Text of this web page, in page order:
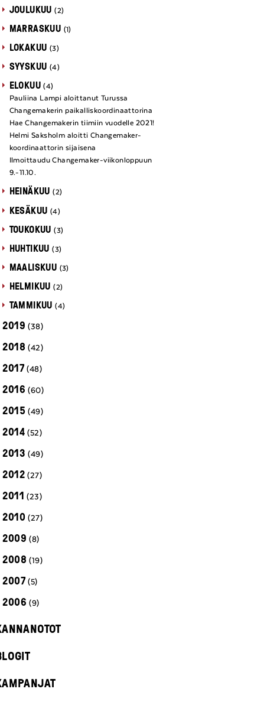
JOULUKUU (2)
MARRASKUU (1)
LOKAKUU (3)
SYYSKUU (4)
ELOKUU (4)
Pauliina Lampi aloittanut Turussa
Changemakerin paikalliskoordinaattorina
Hae Changemakerin tiimiin vuodelle 2021!
Helmi Saksholm aloitti Changemaker-
koordinaattorin sijaisena
Ilmoittaudu Changemaker-viikonloppuun
9.-11.10.
HEINÄKUU (2)
KESÄKUU (4)
TOUKOKUU (3)
HUHTIKUU (3)
MAALISKUU (3)
HELMIKUU (2)
TAMMIKUU (4)
2019 (38)
2018 (42)
2017 (48)
2016 (60)
2015 (49)
2014 (52)
2013 (49)
2012 (27)
2011 (23)
2010 (27)
2009 (8)
2008 (19)
2007 (5)
2006 (9)